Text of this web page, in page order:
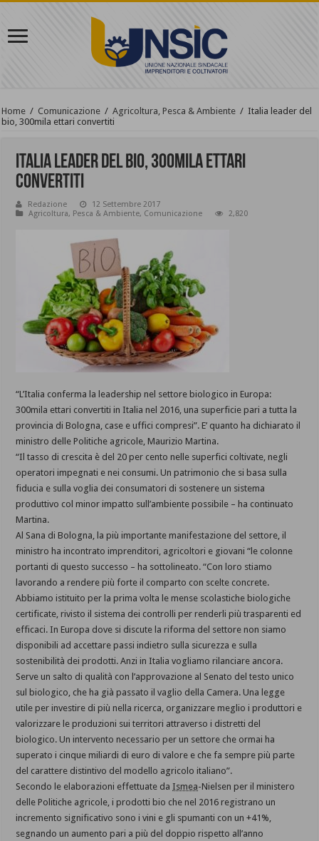
Home / Comunicazione / Agricoltura, Pesca & Ambiente / Italia leader del
bio, 300mila ettari convertiti
Italia leader del bio, 300mila ettari
convertiti
Redazione
12 Settembre 2017
Agricoltura, Pesca & Ambiente, Comunicazione 2,820
“L’Italia conferma la leadership nel settore biologico in Europa:
300mila ettari convertiti in Italia nel 2016, una superficie pari a tutta la
provincia di Bologna, case e uffici compresi”. E’ quanto ha dichiarato il
ministro delle Politiche agricole, Maurizio Martina.
“Il tasso di crescita è del 20 per cento nelle superfici coltivate, negli
operatori impegnati e nei consumi. Un patrimonio che si basa sulla
fiducia e sulla voglia dei consumatori di sostenere un sistema
produttivo col minor impatto sull’ambiente possibile – ha continuato
Martina.
Al Sana di Bologna, la più importante manifestazione del settore, il
ministro ha incontrato imprenditori, agricoltori e giovani “le colonne
portanti di questo successo – ha sottolineato. “Con loro stiamo
lavorando a rendere più forte il comparto con scelte concrete.
Abbiamo istituito per la prima volta le mense scolastiche biologiche
certificate, rivisto il sistema dei controlli per renderli più trasparenti ed
efficaci. In Europa dove si discute la riforma del settore non siamo
disponibili ad accettare passi indietro sulla sicurezza e sulla
sostenibilità dei prodotti. Anzi in Italia vogliamo rilanciare ancora.
Serve un salto di qualità con l’approvazione al Senato del testo unico
sul biologico, che ha già passato il vaglio della Camera. Una legge
utile per investire di più nella ricerca, organizzare meglio i produttori e
valorizzare le produzioni sui territori attraverso i distretti del
biologico. Un intervento necessario per un settore che ormai ha
superato i cinque miliardi di euro di valore e che fa sempre più parte
del carattere distintivo del modello agricolo italiano”.
Secondo le elaborazioni effettuate daIsmea-Nielsen per il ministero
delle Politiche agricole, i prodotti bio che nel 2016 registrano un
incremento significativo sono i vini e gli spumanti con un +41%,
segnando un aumento pari a più del doppio rispetto all’anno